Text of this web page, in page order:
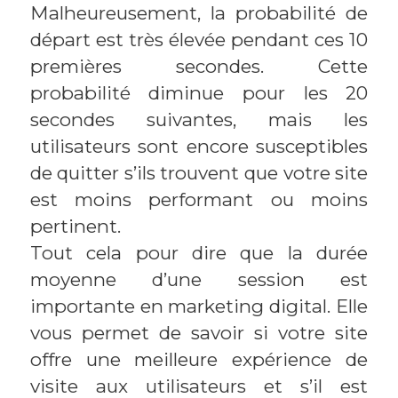
Malheureusement, la probabilité de
départ est très élevée pendant ces 10
premières secondes. Cette
probabilité diminue pour les 20
secondes suivantes, mais les
utilisateurs sont encore susceptibles
de quitter s’ils trouvent que votre site
est moins performant ou moins
pertinent.
Tout cela pour dire que la durée
moyenne d’une session est
importante en marketing digital. Elle
vous permet de savoir si votre site
offre une meilleure expérience de
visite aux utilisateurs et s’il est